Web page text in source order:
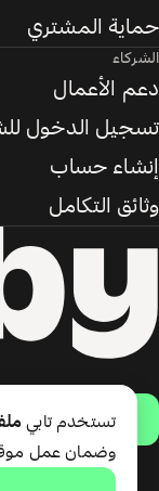
حماية المشتري
الشركاء
دعم الأعمال
تسجيل الدخول
إنشاء حساب
وثائق التكامل
تستخدم تابي
وضمان عمل